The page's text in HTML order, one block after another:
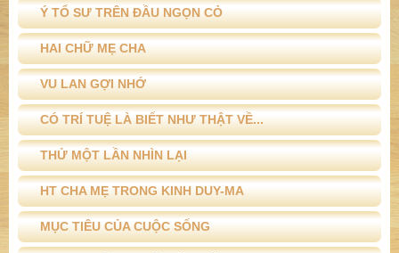
TRUNG LUẬN (CHÁNH TẤN TUỆ)
13 PHẨM TRUNG LUẬN
XÁC ĐỊNH TT VÀ LT TU HÀNH
ĐỊNH TUỆ
CHUYỆN XƯA CHUYỆN NAY
Ý TỔ SƯ TRÊN ĐẦU NGỌN CỎ
HAI CHỮ MẸ CHA